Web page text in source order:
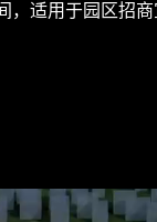
适用于园区招